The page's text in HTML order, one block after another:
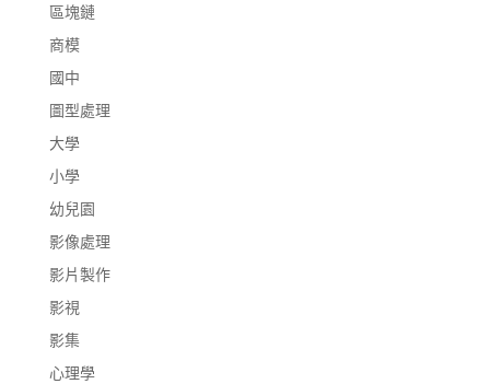
區塊鏈
商模
國中
圖型處理
大學
小學
幼兒園
影像處理
影片製作
影視
影集
心理學